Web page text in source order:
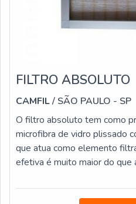
FILTRO ABSOLUTO
CAMFIL/ SÃO PAULO - SP
O filtro absoluto tem como
microfibra de vidro plissado
que atua como elemento
efetiva é muito maior do que
microfibra de vidro com